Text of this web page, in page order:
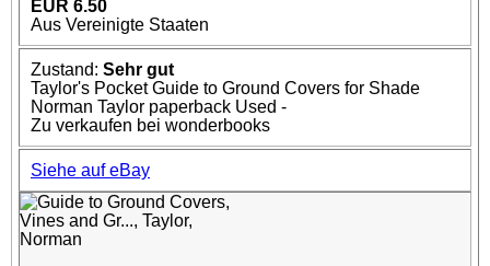
EUR 6.50
Aus Vereinigte Staaten
Zustand: Sehr gut
Taylor's Pocket Guide to Ground Covers for Shade
Norman Taylor paperback Used -
Zu verkaufen bei wonderbooks
Siehe auf eBay